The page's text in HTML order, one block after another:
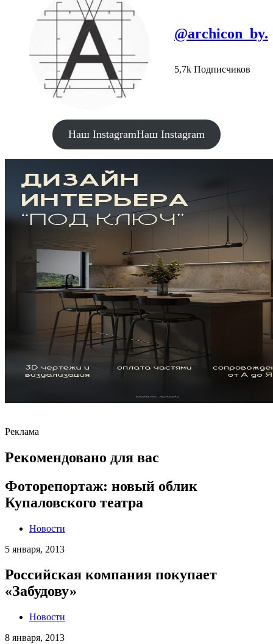
@archicon_by.
5,7k Подписчиков
Наш InstagramНаш Instagram
Реклама
Рекомендовано для вас
Фоторепортаж: новый облик
Купаловского театра
Новости
5 января, 2013
Российская компания покупает
«Забудову»
Новости
8 января, 2013